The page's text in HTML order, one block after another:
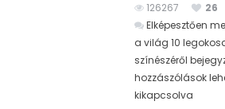
126267
26
Elképesztően
a világ 10
színészéről
hozzászólások
kikapcsolva